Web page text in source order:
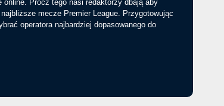
Prócz tego nasi redaktorzy dbają aby
mecze Premier League. Przygotowując
operatora najbardziej dopasowanego do